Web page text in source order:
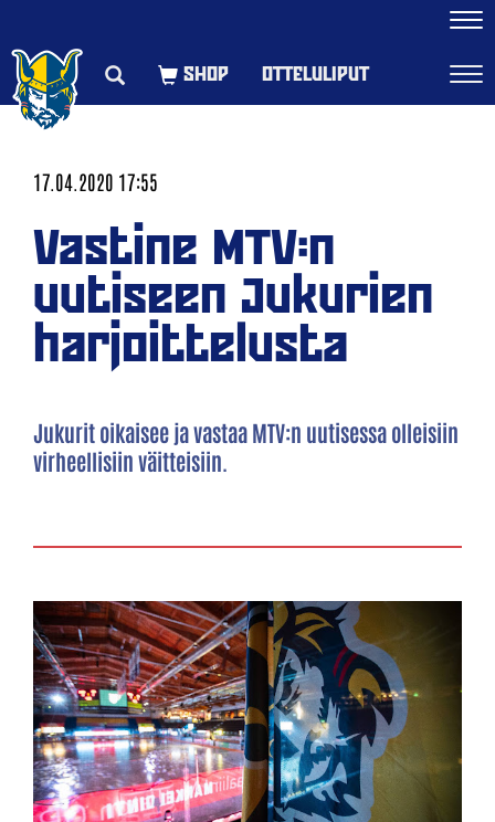
OTTELULIPUT
17.04.2020 17:55
Vastine MTV:n
uutiseen Jukurien
harjoittelusta
Jukurit oikaisee ja vastaa MTV:n uutisessa olleisiin
virheellisiin väitteisiin.